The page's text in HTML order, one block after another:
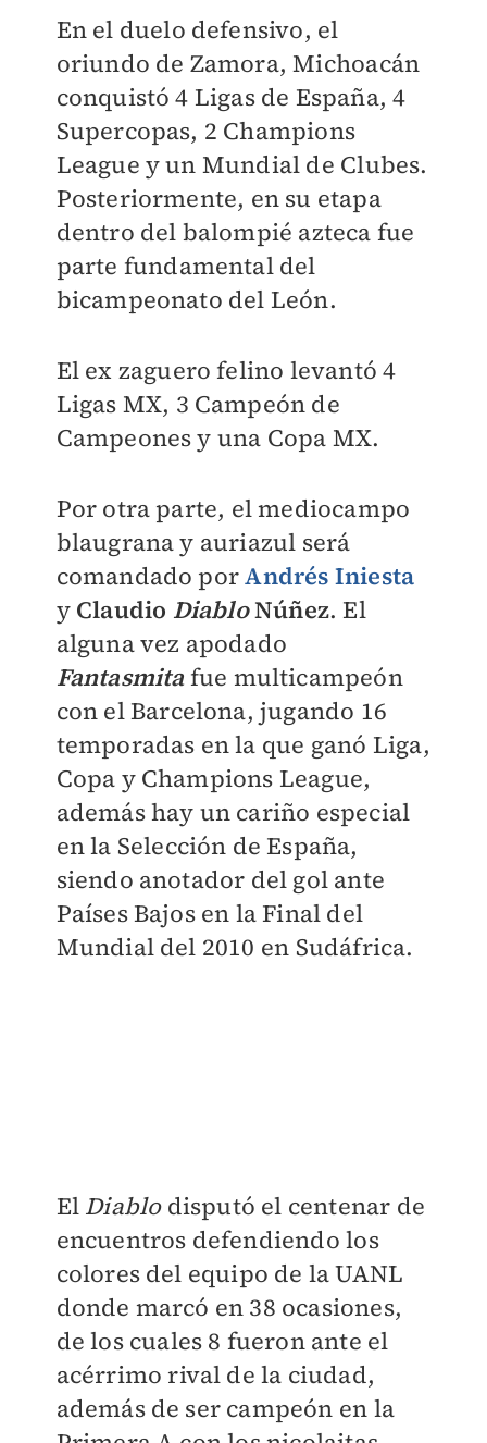
En el duelo defensivo, el
oriundo de Zamora, Michoacán
conquistó 4 Ligas de España, 4
Supercopas, 2 Champions
League y un Mundial de Clubes.
Posteriormente, en su etapa
dentro del balompié azteca fue
parte fundamental del
bicampeonato del León.
El ex zaguero felino levantó 4
Ligas MX, 3 Campeón de
Campeones y una Copa MX.
Por otra parte, el mediocampo
blaugrana y auriazul será
comandado porAndrés Iniesta
y Claudio DiabloNúñez. El
alguna vez apodado
Fantasmitafue multicampeón
con el Barcelona, jugando 16
temporadas en la que ganó Liga,
Copa y Champions League,
además hay un cariño especial
en la Selección de España,
siendo anotador del gol ante
Países Bajos en la Final del
Mundial del 2010 en Sudáfrica.
ElDiablodisputó el centenar de
encuentros defendiendo los
colores del equipo de la UANL
donde marcó en 38 ocasiones,
de los cuales 8 fueron ante el
acérrimo rival de la ciudad,
además de ser campeón en la